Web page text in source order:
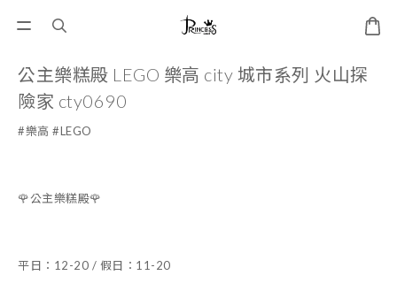
公主樂糕殿 LEGO 樂高 city 城市系列 火山探
險家 cty0690
#樂高 #LEGO
🌹公主樂糕殿🌹
平日：12-20 / 假日：11-20